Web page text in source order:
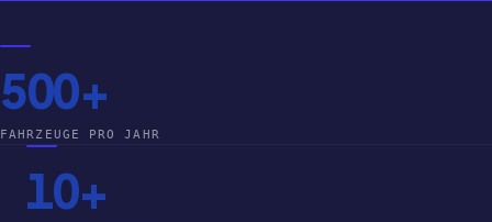
500+
FAHRZEUGE PRO JAHR
10+